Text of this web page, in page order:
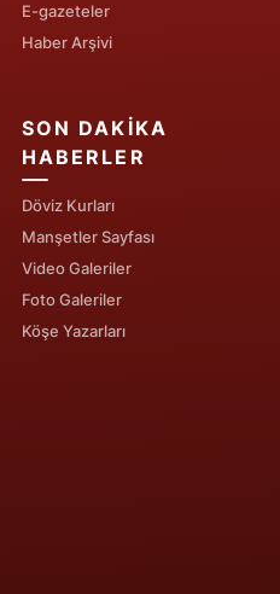
Sakarya
Sivas
Tekirdağ
Tokat
E-gazeteler
Haber Arşivi
SON DAKIKA
HABERLER
Döviz Kurları
Manşetler Sayfası
Video Galeriler
Foto Galeriler
Köşe Yazarları